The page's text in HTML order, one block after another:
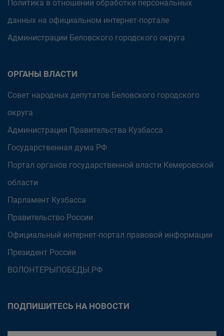
Политика в отношении обработки персональных
данных на официальном интернет-портале
Администрации Беловского городского округа
ОРГАНЫ ВЛАСТИ
Совет народных депутатов Беловского городского
округа
Администрация Правительства Кузбасса
Государственная дума РФ
Портал органов государственной власти Кемеровской
области
Парламент Кузбасса
Правительство России
Официальный интернет-портал правовой информации
Президент России
ВОЛОНТЕРЫПОБЕДЫ.РФ
ПОДПИШИТЕСЬ НА НОВОСТИ